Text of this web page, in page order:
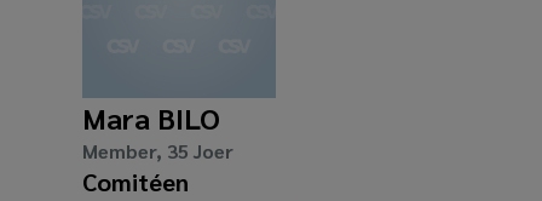
Mara BILO
Member, 35 Joer
Comitéen